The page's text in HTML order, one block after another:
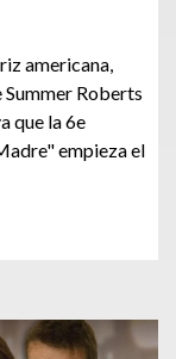
americana,
Summer Roberts
que la 6e
empieza el